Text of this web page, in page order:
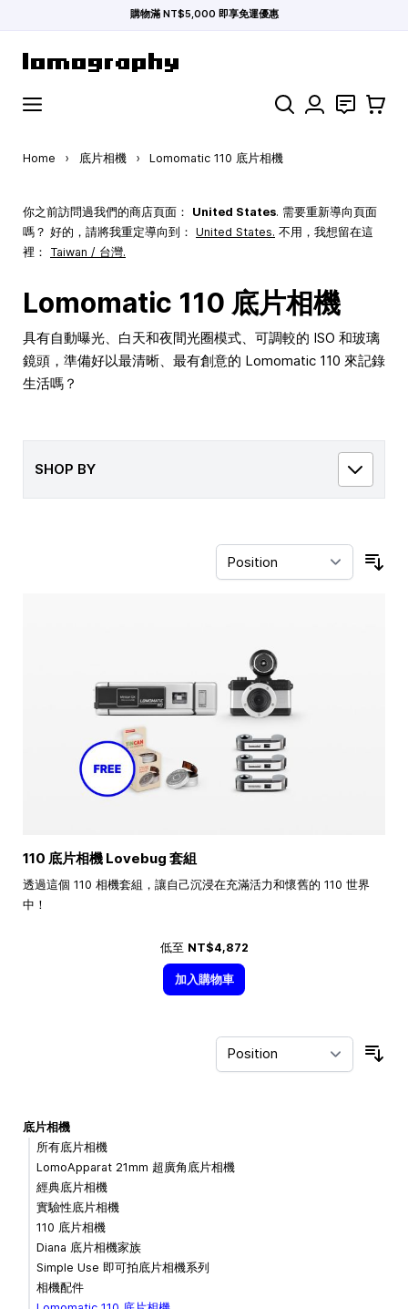
購物滿 NT$5,000 即享免運優惠
Search 聯絡 購物車
Home › 底片相機 › Lomomatic 110 底片相機
你之前訪問過我們的商店頁面： United States. 需要重新導向頁面
嗎？ 好的，請將我重定導向到： United States. 不用，我想留在這
裡： Taiwan / 台灣.
Lomomatic 110 底片相機
具有自動曝光、白天和夜間光圈模式、可調較的 ISO 和玻璃
鏡頭，準備好以最清晰、最有創意的 Lomomatic 110 來記錄
生活嗎？
SHOP BY
110 底片相機 Lovebug 套組
透過這個 110 相機套組，讓自己沉浸在充滿活力和懷舊的 110 世界
中！
低至 NT$4,872
加入購物車
底片相機
所有底片相機
LomoApparat 21mm 超廣角底片相機
經典底片相機
實驗性底片相機
110 底片相機
Diana 底片相機家族
Simple Use 即可拍底片相機系列
相機配件